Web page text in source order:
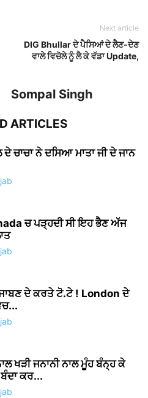
Next article
DIG Bhullar ਦੇ ਪੈਸਿਆਂ ਦੇ ਲੈਣ-ਦੇਣ
ਵਾਲੇ ਵਿਚੋਲੇ ਨੂੰ ਲੈ ਕੇ ਵੱਡਾ Update,
Sompal Singh
ARTICLES
ਦੇ ਚਾਚਾ ਨੇ ਦਸਿਆ ਮਾਤਾ ਜੀ ਦੇ ਜਾਨ
ਚ ਪੜ੍ਹਦੀ ਸੀ ਇਹ ਭੈਣ ਅੱਜ
ਦੇ ਕਰਤੇ ਟੋ.ਟੇ ! London ਦੇ
ਖੜੀ ਜਨਾਨੀ ਨਾਲ ਮੂੰਹ ਬੰਨ੍ਹ ਕੇ
ਕਰ...